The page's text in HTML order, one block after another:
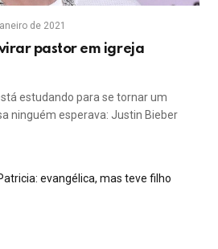
de 2021
pastor em igreja
estudando para se tornar um
ninguém esperava: Justin Bieber